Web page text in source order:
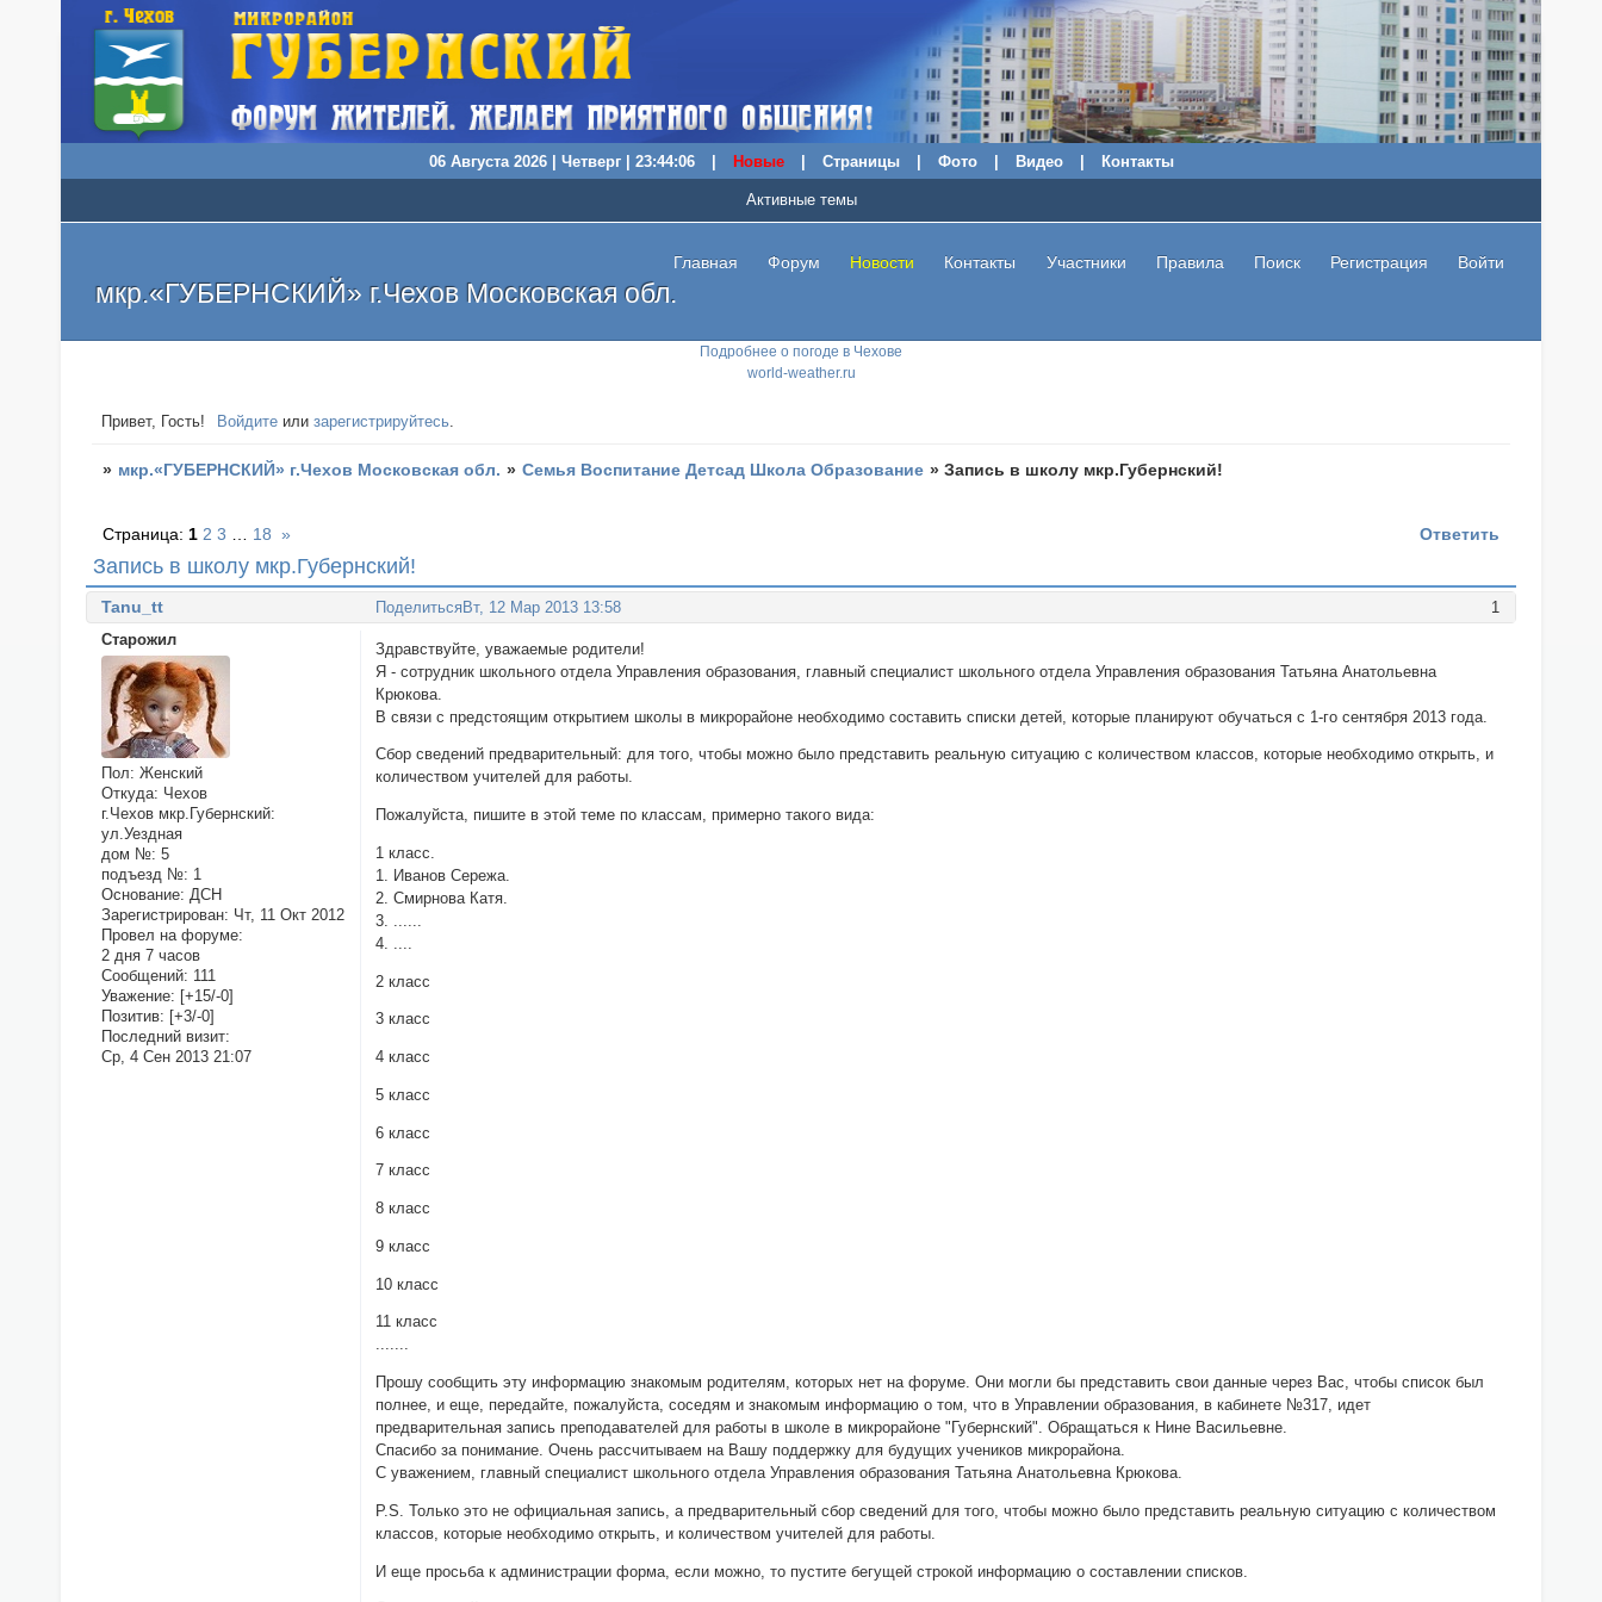
06 Августа 2026 | Четверг | 23:44:07 Новые Страницы Фото Видео Контакты
Подробнее о погоде в Чехове
world-weather.ru
мкр.«ГУБЕРНСКИЙ» г.Чехов Московская обл.
Главная Форум Новости Контакты Участники Правила Поиск Регистрация Войти
Активные темы
Привет, Гость! Войдите илизарегистрируйтесь.
» мкр.«ГУБЕРНСКИЙ» г.Чехов Московская обл. » Семья Воспитание Детсад Школа Образование »Запись в школу мкр.Губернский!
Запись в школу мкр.Губернский!
Страница: 1 2 3 18 » Ответить
Поделиться 1
Вт, 12 Мар 2013 13:58
Tanu_tt
Старожил
Пол: Женский
Откуда: Чехов
г.Чехов мкр.Губернский:
ул.Уездная
дом №: 5
подъезд №: 1
Основание: ДСН
Зарегистрирован: Чт, 11 Окт 2012
Провел на форуме:
2 дня 7 часов
Сообщений: 111
Уважение: [+15/-0]
Позитив: [+3/-0]
Последний визит:
Ср, 4 Сен 2013 21:07
Здравствуйте, уважаемые родители!
Я - сотрудник школьного отдела Управления образования, главный специалист школьного отдела Управления образования Татьяна Анатольевна
Крюкова.
В связи с предстоящим открытием школы в микрорайоне необходимо составить списки детей, которые планируют обучаться с 1-го сентября 2013 года.
Сбор сведений предварительный: для того, чтобы можно было представить реальную ситуацию с количеством классов, которые необходимо открыть, и
количеством учителей для работы.
Пожалуйста, пишите в этой теме по классам, примерно такого вида:
1 класс.
1. Иванов Сережа.
2. Смирнова Катя.
3. ......
4. ....
2 класс
3 класс
4 класс
5 класс
6 класс
7 класс
8 класс
9 класс
10 класс
11 класс
.......
Прошу сообщить эту информацию знакомым родителям, которых нет на форуме. Они могли бы представить свои данные через Вас, чтобы список был
полнее, и еще, передайте, пожалуйста, соседям и знакомым информацию о том, что в Управлении образования, в кабинете №317, идет
предварительная запись преподавателей для работы в школе в микрорайоне "Губернский". Обращаться к Нине Васильевне.
Спасибо за понимание. Очень рассчитываем на Вашу поддержку для будущих учеников микрорайона.
С уважением, главный специалист школьного отдела Управления образования Татьяна Анатольевна Крюкова.
P.S. Только это не официальная запись, а предварительный сбор сведений для того, чтобы можно было представить реальную ситуацию с количеством
классов, которые необходимо открыть, и количеством учителей для работы.
И еще просьба к администрации форма, если можно, то пустите бегущей строкой информацию о составлении списков.